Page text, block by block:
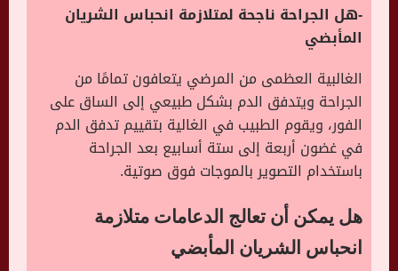
-هل الجراحة ناجحة لمتلازمة انحباس الشريان
المأبضي
الغالبية العظمى من المرضي يتعافون تمامًا من
الجراحة ويتدفق الدم بشكل طبيعي إلى الساق على
الفور، ويقوم الطبيب في الغالية بتقييم تدفق الدم
في غضون أربعة إلى ستة أسابيع بعد الجراحة
باستخدام التصوير بالموجات فوق صوتية.
هل يمكن أن تعالج الدعامات متلازمة
انحباس الشريان المأبضي